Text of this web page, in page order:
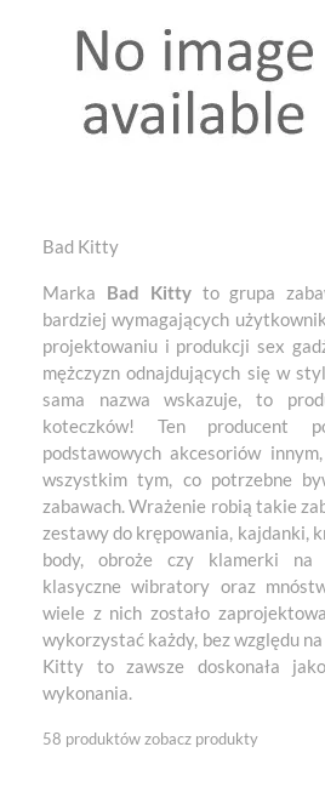
Bad Kitty
Marka Bad Kittyto grupa
bardziej wymagających
projektowaniu i produkcji sex
mężczyzn odnajdujących się w
sama nazwa wskazuje, to
koteczków! Ten producent
podstawowych akcesoriów
wszystkim tym, co potrzebne
zabawach. Wrażenie robią takie
zestawy do krępowania, kajdanki,
body, obroże czy klamerki na
klasyczne wibratory oraz
wiele z nich zostało
wykorzystać każdy, bez względu
Kitty to zawsze doskonała
wykonania.
58 produktówzobacz produkty